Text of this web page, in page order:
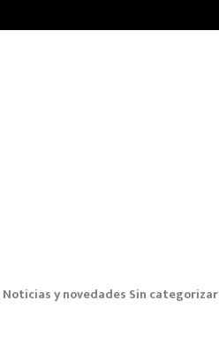
Noticias y novedades Sin categorizar